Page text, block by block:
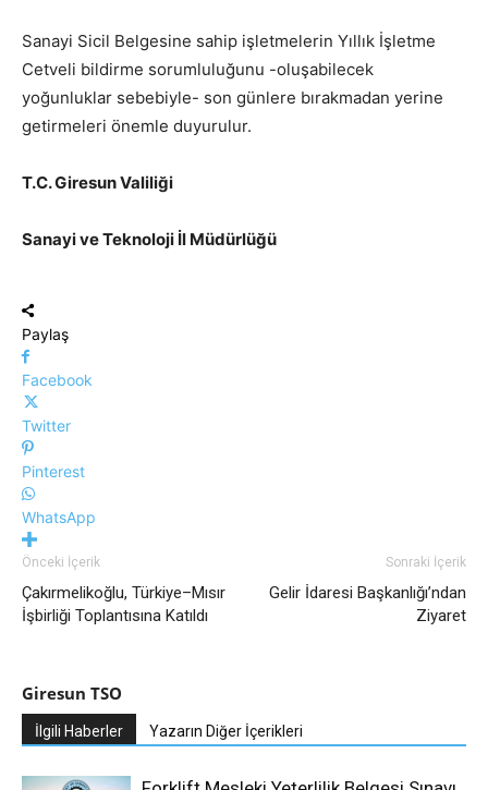
Sanayi Sicil Belgesine sahip işletmelerin Yıllık İşletme
Cetveli bildirme sorumluluğunu -oluşabilecek
yoğunluklar sebebiyle- son günlere bırakmadan yerine
getirmeleri önemle duyurulur.
T.C. Giresun Valiliği
Sanayi ve Teknoloji İl Müdürlüğü
Paylaş
Facebook
Twitter
Pinterest
WhatsApp
Önceki İçerik
Çakırmelikoğlu, Türkiye–Mısır
İşbirliği Toplantısına Katıldı
Sonraki İçerik
Gelir İdaresi Başkanlığı’ndan
Ziyaret
Giresun TSO
İlgili Haberler Yazarın Diğer İçerikleri